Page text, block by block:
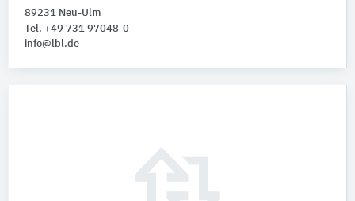
89231 Neu-Ulm
Tel. +49 731 97048-0
info@lbl.de